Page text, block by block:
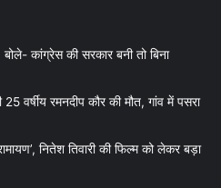
कांग्रेस की सरकार बनी तो बिना
वर्षीय रमनदीप कौर की मौत, गांव में पसरा
नितेश तिवारी की फिल्म को लेकर बड़ा